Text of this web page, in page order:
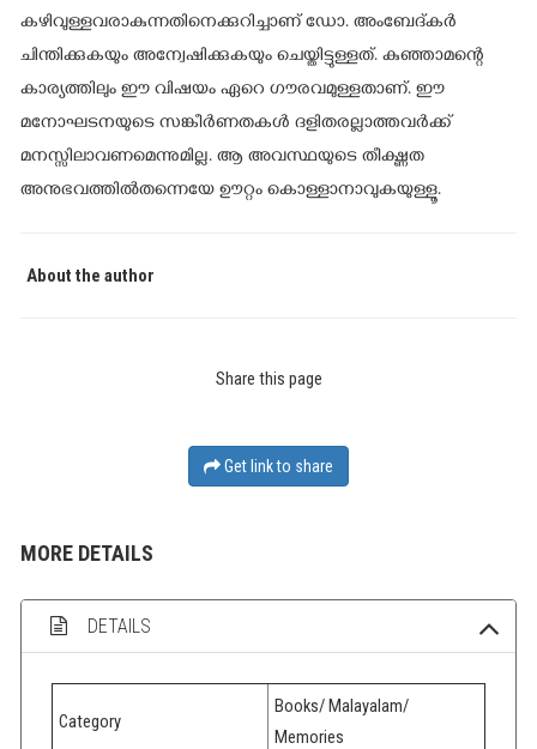
കഴിവുള്ളവരാകുന്നതിനെക്കുറിച്ചാണ് ഡോ. അംബേദ്കർ
ചിന്തിക്കുകയും അന്വേഷിക്കുകയും ചെയ്തിട്ടുള്ളത്. കുഞ്ഞാമന്റെ
കാര്യത്തിലും ഈ വിഷയം ഏറെ ഗൗരവമുള്ളതാണ്. ഈ
മനോഘടനയുടെ സങ്കീർണതകൾ ദളിതരല്ലാത്തവർക്ക്
മനസ്സിലാവണമെന്നുമില്ല. ആ അവസ്ഥയുടെ തീക്ഷ്ണത
അനുഭവത്തിൽതന്നെയേ ഊറ്റം കൊള്ളാനാവുകയുള്ളൂ.
About the author
Share this page
Get link to share
MORE DETAILS
DETAILS
Category
Books/ Malayalam/
Memories